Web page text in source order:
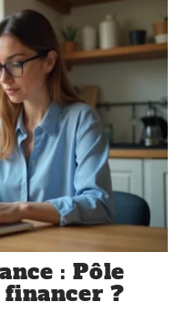
: Pôle
?